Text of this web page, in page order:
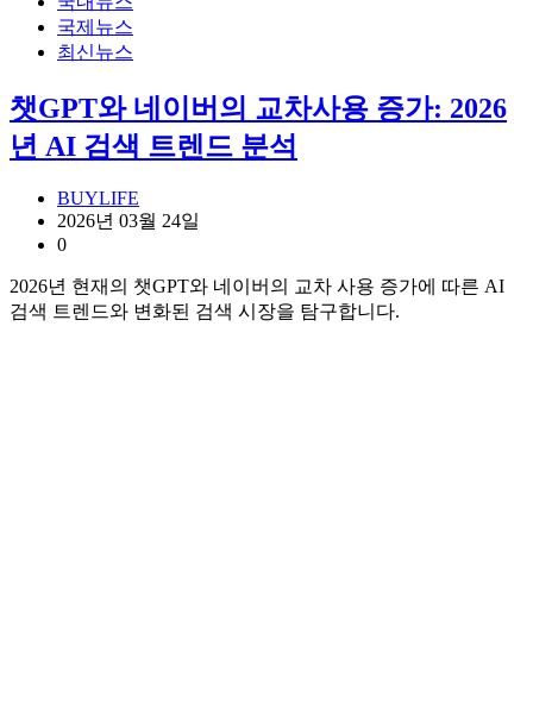
국제뉴스
최신뉴스
챗GPT와 네이버의 교차사용 증가: 2026
년 AI 검색 트렌드 분석
BUYLIFE
2026년 03월 24일
0
2026년 현재의 챗GPT와 네이버의 교차 사용 증가에 따른 AI
검색 트렌드와 변화된 검색 시장을 탐구합니다.